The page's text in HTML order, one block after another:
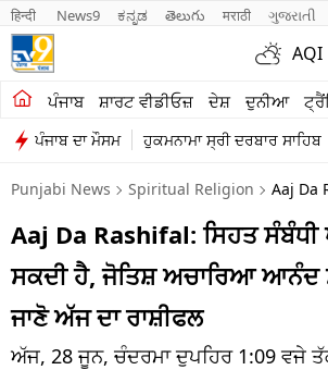
हिन्दी News9 ಕನ್ನಡ తెలుగు मराठी ગુજરાતી
AQI
ਪੰਜਾਬ ਸ਼ਾਰਟ ਵੀਡੀਓਜ਼ ਦੇਸ਼ ਦੁਨੀਆ
ਪੰਜਾਬ ਦਾ ਮੌਸਮ ਹੁਕਮਨਾਮਾ ਸ੍ਰੀ ਦਰਬਾਰ ਸਾਹਿਬ
ਖੇਤੀਬਾੜੀ
ਸ਼ਾਰਟ ਵੀਡੀਓਜ਼
ਕਾਰੋਬਾਰ
ਕਰਿਅਰ
ਦੇਸ਼
Punjabi News Spiritual Religion Aaj Da
Aaj Da Rashifal: ਸਿਹਤ ਸੰਬੰਧੀ
ਸਕਦੀ ਹੈ, ਜੋਤਿਸ਼ ਅਚਾਰਿਆ ਆਨੰਦ
ਜਾਣੋ ਅੱਜ ਦਾ ਰਾਸ਼ੀਫਲ
ਅੱਜ, 28 ਜੂਨ, ਚੰਦਰਮਾ ਦੁਪਹਿਰ 1:09 ਵਜੇ